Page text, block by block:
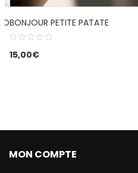
BONJOUR PETITE PATATE
15,00€
MON COMPTE